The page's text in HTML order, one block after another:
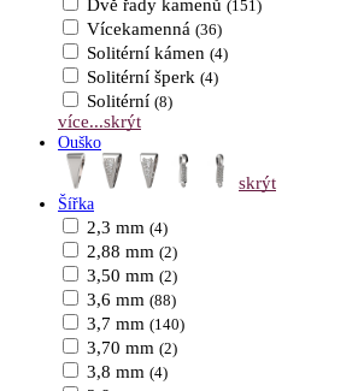
Dvě řady kamenů (151)
Vícekamenná (36)
Solitérní kámen (4)
Solitérní šperk (4)
Solitérní (8)
více...skrýt
Ouško
skrýt
Šířka
2,3 mm (4)
2,88 mm (2)
3,50 mm (2)
3,6 mm (88)
3,7 mm (140)
3,70 mm (2)
3,8 mm (4)